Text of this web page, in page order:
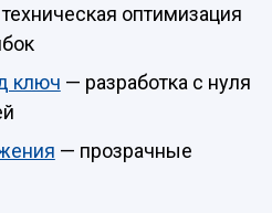
оптимизация
ключ — разработка с нуля
— прозрачные